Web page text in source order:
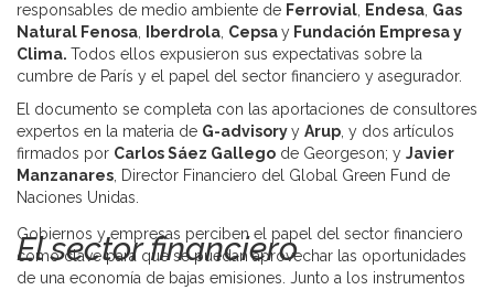
responsables de medio ambiente de Ferrovial Endesa Gas
Natural Fenosa
Iberdrola Cepsay Fundación Empresa y
Clima. Todos ellos expusieron sus expectativas sobre la
cumbre de París y el papel del sector financiero y asegurador.
El documento se completa con las aportaciones de consultores
expertos en la materia de G-advisoryy Arup , y dos artículos
firmados por Carlos Sáez Gallego de Georgeson; y Javier
Manzanares , Director Financiero del Global Green Fund de
Naciones Unidas.
El sector financiero
Gobiernos y empresas perciben el papel del sector financiero
como clave para que se puedan aprovechar las oportunidades
de una economía de bajas emisiones. Junto a los instrumentos